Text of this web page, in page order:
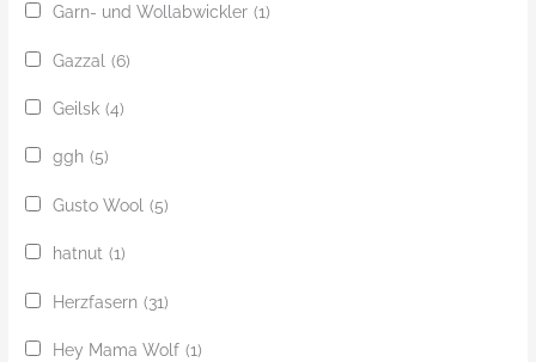
Garn- und Wollabwickler (1)
Gazzal (6)
Geilsk (4)
ggh (5)
Gusto Wool (5)
hatnut (1)
Herzfasern (31)
Hey Mama Wolf (1)